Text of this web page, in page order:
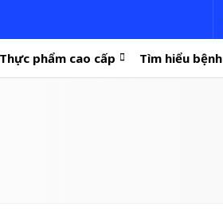
phẩm cao cấp Tìm hiểu bệnh